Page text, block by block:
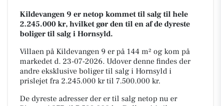
Kildevangen 9 er netop kommet til salg til hele
2.245.000 kr, hvilket gør den til en af de dyreste
boliger til salg i Hornsyld.
Villaen på Kildevangen 9 er på 144 m² og kom på
markedet d. 23-07-2026. Udover denne findes der
andre eksklusive boliger til salg i Hornsyld i
prislejet fra 2.245.000 kr til 7.500.000 kr.
De dyreste adresser der er til salg netop nu er